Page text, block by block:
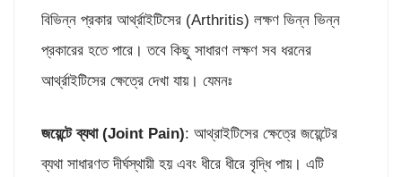
বিভিন্ন প্রকার আর্থ্রাইটিসের (Arthritis) লক্ষণ ভিন্ন ভিন্ন
প্রকারের হতে পারে। তবে কিছু সাধারণ লক্ষণ সব ধরনের
আর্থ্রাইটিসের ক্ষেত্রে দেখা যায়। যেমনঃ
জয়েন্টে ব্যথা (Joint Pain): আথ্রাইটিসের ক্ষেত্রে জয়েন্টের
ব্যথা সাধারণত দীর্ঘস্থায়ী হয় এবং ধীরে ধীরে বৃদ্ধি পায়। এটি